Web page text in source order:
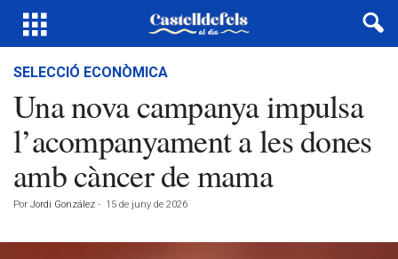
SELECCIÓ ECONÒMICA
Una nova campanya impulsa
l’acompanyament a les dones
amb càncer de mama
Por Jordi González - 15 de juny de 2026